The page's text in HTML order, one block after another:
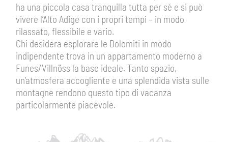
ha una piccola casa tranquilla tutta per sé e si può
vivere l’Alto Adige con i propri tempi – in modo
rilassato, flessibile e vario.
Chi desidera esplorare le Dolomiti in modo
indipendente trova in un appartamento moderno a
Funes/Villnöss la base ideale. Tanto spazio,
un’atmosfera accogliente e una splendida vista sulle
montagne rendono questo tipo di vacanza
particolarmente piacevole.